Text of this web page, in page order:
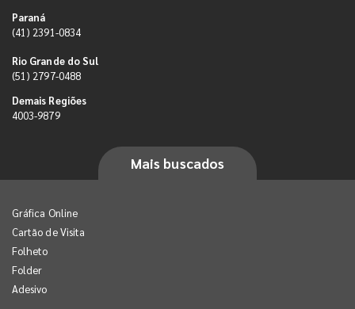
Paraná
(41) 2391-0834
Rio Grande do Sul
(51) 2797-0488
Demais Regiões
4003-9879
Mais buscados
Gráfica Online
Cartão de Visita
Folheto
Folder
Adesivo